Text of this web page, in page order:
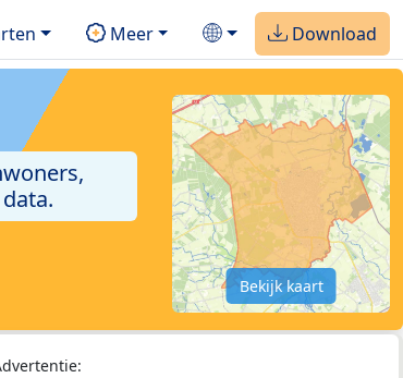
Meer Download
Bekijk kaart